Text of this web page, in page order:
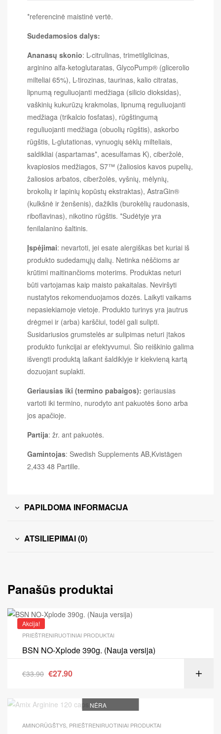
*referencinė maistinė vertė.
Sudedamosios dalys:
Ananasų skonio: L-citrulinas, trimetilglicinas,
arginino alfa-ketoglutaratas, GlycoPump® (glicerolio
milteliai 65%), L-tirozinas, taurinas, kalio citratas,
lipnumą reguliuojanti medžiaga (silicio dioksidas),
vaškinių kukurūzų krakmolas, lipnumą reguliuojanti
medžiaga (trikalcio fosfatas), rūgštingumą
reguliuojanti medžiaga (obuolių rūgštis), askorbo
rūgštis, L-glutationas, vynuogių sėklų milteliais,
saldikliai (aspartamas*, acesulfamas K), ciberžolė,
kvapiosios medžiagos, S7™ (žaliosios kavos pupelių,
žaliosios arbatos, ciberžolės, vyšnių, mėlynių,
brokolių ir lapinių kopūstų ekstraktas), AstraGin®
(kulkšnė ir ženšenis), dažiklis (burokėlių raudonasis,
riboflavinas), nikotino rūgštis. *Sudėtyje yra
fenilalanino šaltinis.
Įspėjimai: nevartoti, jei esate alergiškas bet kuriai iš
produkto sudedamųjų dalių. Netinka nėščioms ar
krūtimi maitinančioms moterims. Produktas neturi
būti vartojamas kaip maisto pakaitalas. Neviršyti
nustatytos rekomenduojamos dozės. Laikyti vaikams
nepasiekiamoje vietoje. Produkto turinys yra jautrus
drėgmei ir (arba) karščiui, todėl gali sulipti.
Susidariusios grumstelės ar sulipimas neturi įtakos
produkto funkcijai ar efektyvumui. Šio reiškinio galima
išvengti produktą laikant šaldiklyje ir kiekvieną kartą
dozuojant suplakti.
Geriausias iki (termino pabaigos): geriausias
vartoti iki termino, nurodyto ant pakuotės šono arba
jos apačioje.
Partija: žr. ant pakuotės.
Gamintojas: Swedish Supplements AB,Kvistägen
2,433 48 Partille.
PAPILDOMA INFORMACIJA
ATSILIEPIMAI (0)
Panašūs produktai
Akcija!
PRIEŠTRENIRUOTINIAI PRODUKTAI
BSN NO-Xplode 390g. (Nauja versija)
€33.90 €27.90
NĖRA
AMINORŪGŠTYS PRIEŠTRENIRUOTINIAI PRODUKTAI